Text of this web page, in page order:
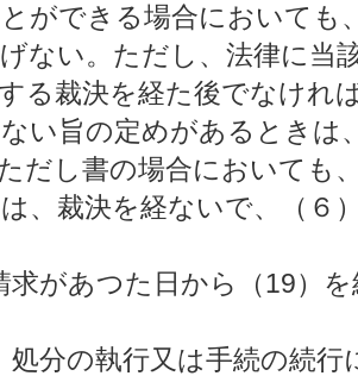
ができる場合においても
ない。ただし、法律に当
る裁決を経た後でなけれ
い旨の定めがあるときは
だし書の場合においても
、裁決を経ないで、（６
求があつた日から（19）
処分の執行又は手続の続